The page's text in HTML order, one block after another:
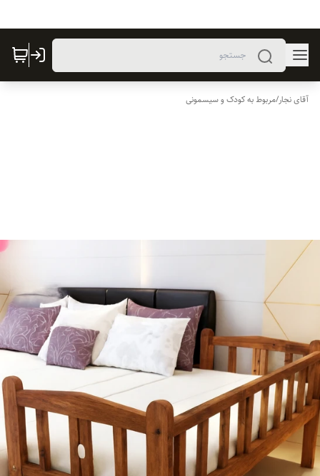
آقای نجار/مربوط به کودک و سیسمونی